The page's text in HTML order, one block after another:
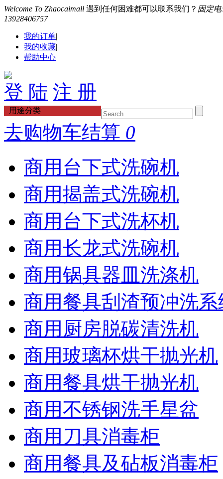
Welcome To Zhaocaimall 遇到任何困难都可以联系我们？ 固定电
13928406757
我的订单|
我的收藏|
帮助中心
登 陆 注 册
用途分类
去购物车结算 0
商用台下式洗碗机
商用揭盖式洗碗机
商用台下式洗杯机
商用长龙式洗碗机
商用锅具器皿洗涤机
商用餐具刮渣预冲洗系
商用厨房脱碳清洗机
商用玻璃杯烘干抛光机
商用餐具烘干抛光机
商用不锈钢洗手星盆
商用刀具消毒柜
商用餐具及砧板消毒柜